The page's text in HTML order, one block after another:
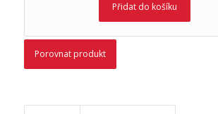
Přidat do košíku
Porovnat produkt